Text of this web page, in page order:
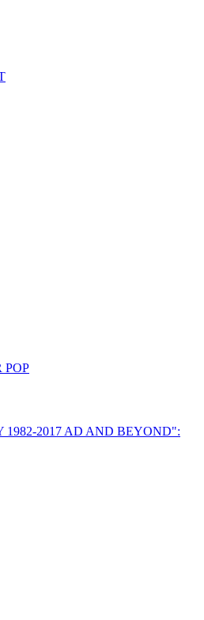
POP
2017 AD AND BEYOND":